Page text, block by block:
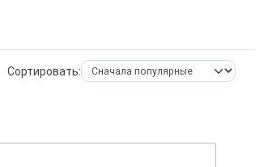
Сортировать: